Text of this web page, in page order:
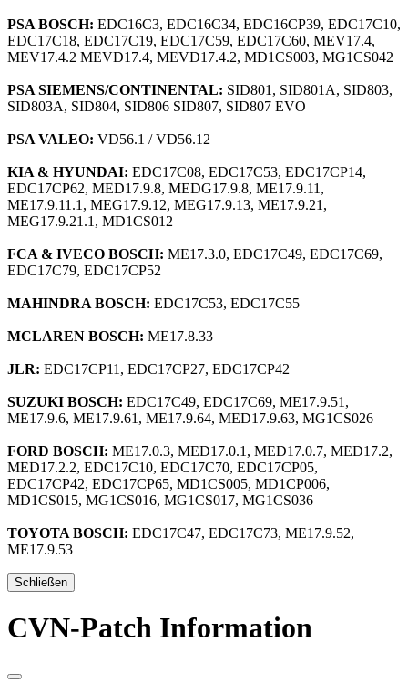
PSA BOSCH: EDC16C3, EDC16C34, EDC16CP39, EDC17C10,
EDC17C18, EDC17C19, EDC17C59, EDC17C60, MEV17.4,
MEV17.4.2 MEVD17.4, MEVD17.4.2, MD1CS003, MG1CS042
PSA SIEMENS/CONTINENTAL: SID801, SID801A, SID803,
SID803A, SID804, SID806 SID807, SID807 EVO
PSA VALEO: VD56.1 / VD56.12
KIA & HYUNDAI: EDC17C08, EDC17C53, EDC17CP14,
EDC17CP62, MED17.9.8, MEDG17.9.8, ME17.9.11,
ME17.9.11.1, MEG17.9.12, MEG17.9.13, ME17.9.21,
MEG17.9.21.1, MD1CS012
FCA & IVECO BOSCH: ME17.3.0, EDC17C49, EDC17C69,
EDC17C79, EDC17CP52
MAHINDRA BOSCH: EDC17C53, EDC17C55
MCLAREN BOSCH: ME17.8.33
JLR: EDC17CP11, EDC17CP27, EDC17CP42
SUZUKI BOSCH: EDC17C49, EDC17C69, ME17.9.51,
ME17.9.6, ME17.9.61, ME17.9.64, MED17.9.63, MG1CS026
FORD BOSCH: ME17.0.3, MED17.0.1, MED17.0.7, MED17.2,
MED17.2.2, EDC17C10, EDC17C70, EDC17CP05,
EDC17CP42, EDC17CP65, MD1CS005, MD1CP006,
MD1CS015, MG1CS016, MG1CS017, MG1CS036
TOYOTA BOSCH: EDC17C47, EDC17C73, ME17.9.52,
ME17.9.53
Schließen
CVN-Patch Information